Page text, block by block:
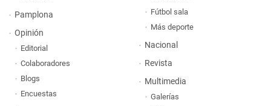
Pamplona
Opinión
Editorial
Colaboradores
Blogs
Encuestas
Fútbol sala
Más deporte
Nacional
Revista
Multimedia
Galerías